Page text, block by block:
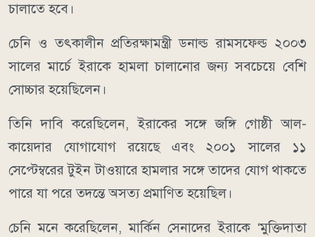
চালাতে হবে।
চেনি ও তৎকালীন প্রতিরক্ষামন্ত্রী ডনাল্ড রামসফেল্ড ২০০৩
সালের মার্চে ইরাকে হামলা চালানোর জন্য সবচেয়ে বেশি
সোচ্চার হয়েছিলেন।
তিনি দাবি করেছিলেন, ইরাকের সঙ্গে জঙ্গি গোষ্ঠী আল-
কায়েদার যোগাযোগ রয়েছে এবং ২০০১ সালের ১১
সেপ্টেম্বরের টুইন টাওয়ারে হামলার সঙ্গে তাদের যোগ থাকতে
পারে যা পরে তদন্তে অসত্য প্রমাণিত হয়েছিল।
চেনি মনে করেছিলেন, মার্কিন সেনাদের ইরাকে ‘মুক্তিদাতা